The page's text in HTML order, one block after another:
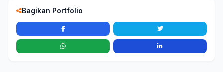
Bagikan Portfolio